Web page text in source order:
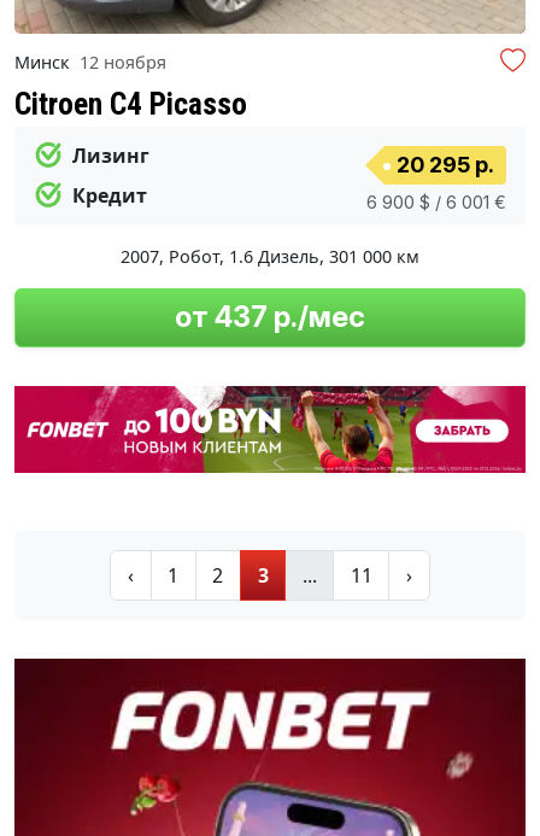
Минск 12 ноября
Citroen C4 Picasso
Лизинг
Кредит
20 295 р.
6 900 $ / 6 001 €
2007, Робот, 1.6 Дизель, 301 000 км
от 437 р./мес
‹ 1 2 3 ... 11 ›